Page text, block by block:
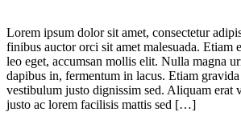
Lorem ipsum dolor sit amet, consectetur
finibus auctor orci sit amet malesuada. Etiam
leo eget, accumsan mollis elit. Nulla magna
dapibus in, fermentum in lacus. Etiam
vestibulum justo dignissim sed. Aliquam erat
justo ac lorem facilisis mattis sed […]